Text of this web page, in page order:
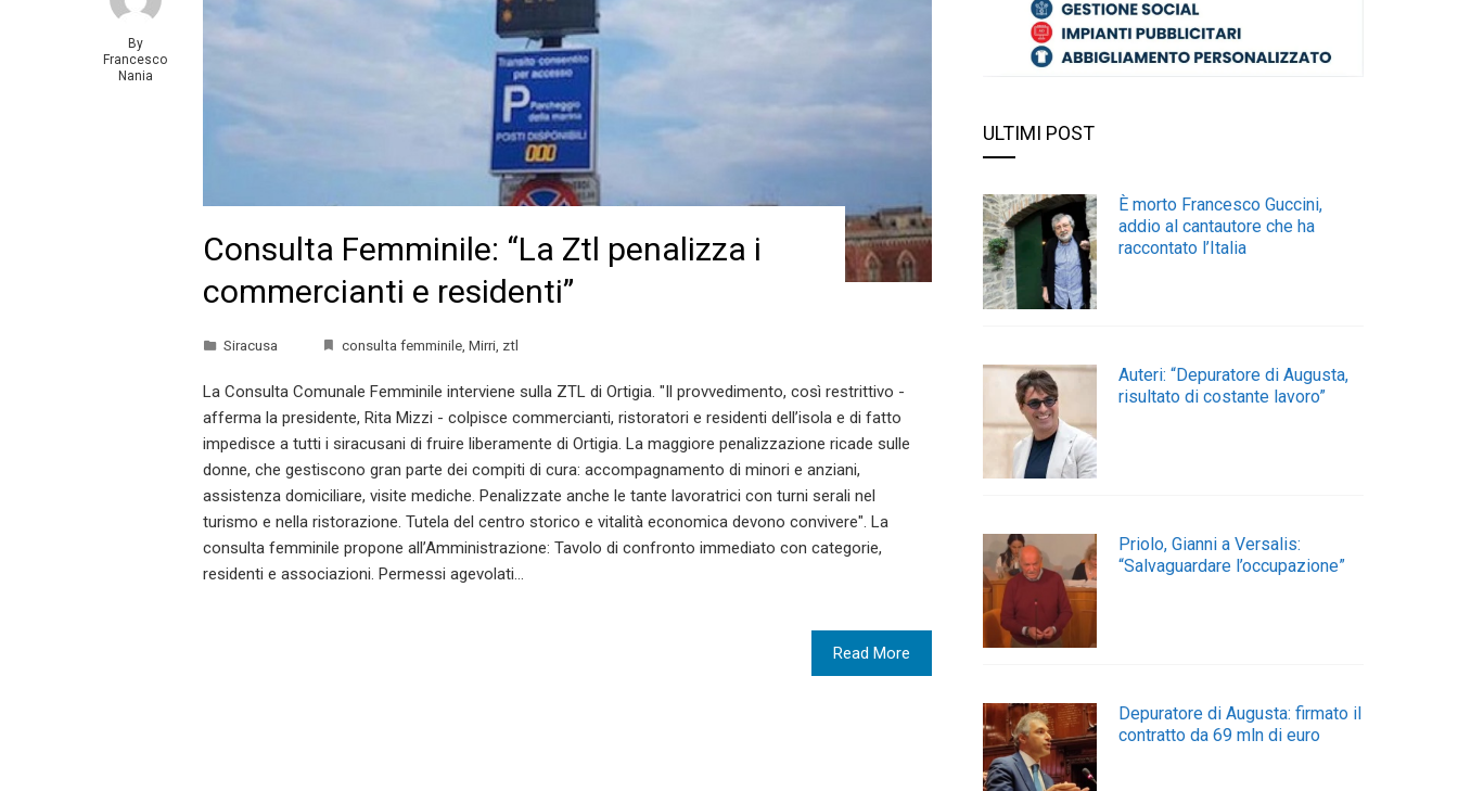
By
Francesco
Nania
Consulta Femminile: “La Ztl penalizza i
commercianti e residenti”
Siracusa consulta femminile Mirri ztl
La Consulta Comunale Femminile interviene sulla ZTL di Ortigia. "Il provvedimento, così restrittivo -
afferma la presidente, Rita Mizzi - colpisce commercianti, ristoratori e residenti dell’isola e di fatto
impedisce a tutti i siracusani di fruire liberamente di Ortigia. La maggiore penalizzazione ricade sulle
donne, che gestiscono gran parte dei compiti di cura: accompagnamento di minori e anziani,
assistenza domiciliare, visite mediche. Penalizzate anche le tante lavoratrici con turni serali nel
turismo e nella ristorazione. Tutela del centro storico e vitalità economica devono convivere". La
consulta femminile propone all’Amministrazione: Tavolo di confronto immediato con categorie,
residenti e associazioni. Permessi agevolati…
Read More
ULTIMI POST
È morto Francesco Guccini,
addio al cantautore che ha
raccontato l’Italia
Auteri: “Depuratore di Augusta,
risultato di costante lavoro”
Priolo, Gianni a Versalis:
“Salvaguardare l’occupazione”
Depuratore di Augusta: firmato il
contratto da 69 mln di euro